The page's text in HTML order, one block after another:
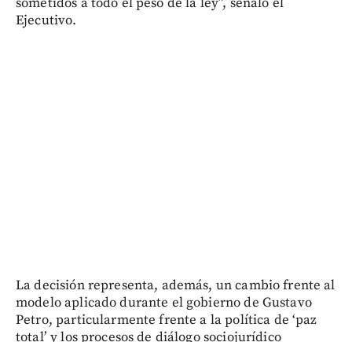
Ejecutivo.
La decisión representa, además, un cambio frente al
modelo aplicado durante el gobierno de Gustavo
Petro, particularmente frente a la política de ‘paz
total’ y los procesos de diálogo sociojurídico